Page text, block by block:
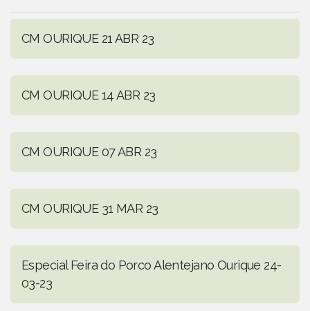
CM OURIQUE 21 ABR 23
CM OURIQUE 14 ABR 23
CM OURIQUE 07 ABR 23
CM OURIQUE 31 MAR 23
Especial Feira do Porco Alentejano Ourique 24-
03-23